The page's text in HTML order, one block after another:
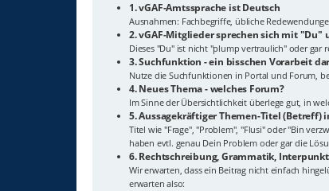
1. vGAF-Amtssprache ist Deutsch
Ausnahmen: Fachbegriffe, übliche
2. vGAF-Mitglieder sprechen sich mit "Du"
Dieses "Du" ist nicht "plump vertraulich" oder
3. Suchfunktion - ein bisschen Vorarbeit
Nutze die Suchfunktionen in Portal und Forum,
4. Neues Thema - welches Forum?
Im Sinne der Übersichtlichkeit überlege gut, in
5. Aussagekräftiger Themen-Titel (Betreff)
Titel wie "Frage", "Problem", "Flusi" oder "Bin
haben evtl. genau Dein Problem oder gar die
6. Rechtschreibung, Grammatik,
Wir erwarten, dass ein Beitrag nicht einfach
erwarten also: